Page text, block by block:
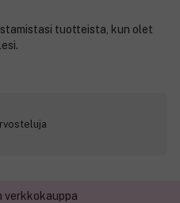
tuotteista, kun olet
verkkokauppa